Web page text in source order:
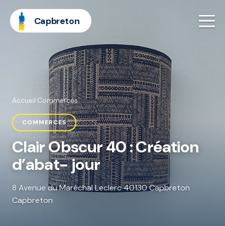
Capbreton
Accueil·Commerces
COMMERCES
Clair Obscur 40 : Création
d’abat- jour
8 Avenue du Maréchal Leclerc 40130 Capbreton
Capbreton